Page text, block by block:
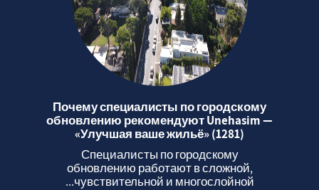
Почему специалисты по городскому
обновлению рекомендуют Unehasim —
«Улучшая ваше жильё» (1281)
Специалисты по городскому
обновлению работают в сложной,
чувствительной и многослойной...